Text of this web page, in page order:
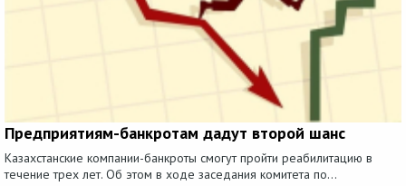
Предприятиям-банкротам дадут второй шанс
Казахстанские компании-банкроты смогут пройти реабилитацию в
течение трех лет. Об этом в ходе заседания комитета по...